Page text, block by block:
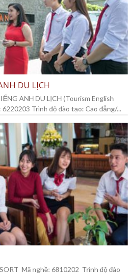
DU LỊCH
ANH DU LỊCH (Tourism English
Trình độ đào tạo: Cao đẳng/...
Mã nghề: 6810202 Trình độ đào